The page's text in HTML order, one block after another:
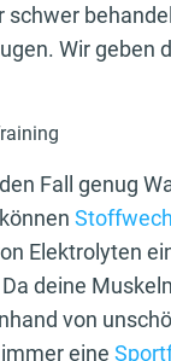
schwer
Wir geben
Fall genug
Elektrolyten
deine
von
eine